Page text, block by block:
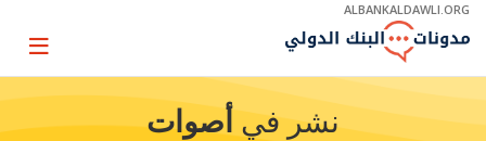
Skip
Main
ALBANKALDAWLI.ORG
Page
نشر في أصوات